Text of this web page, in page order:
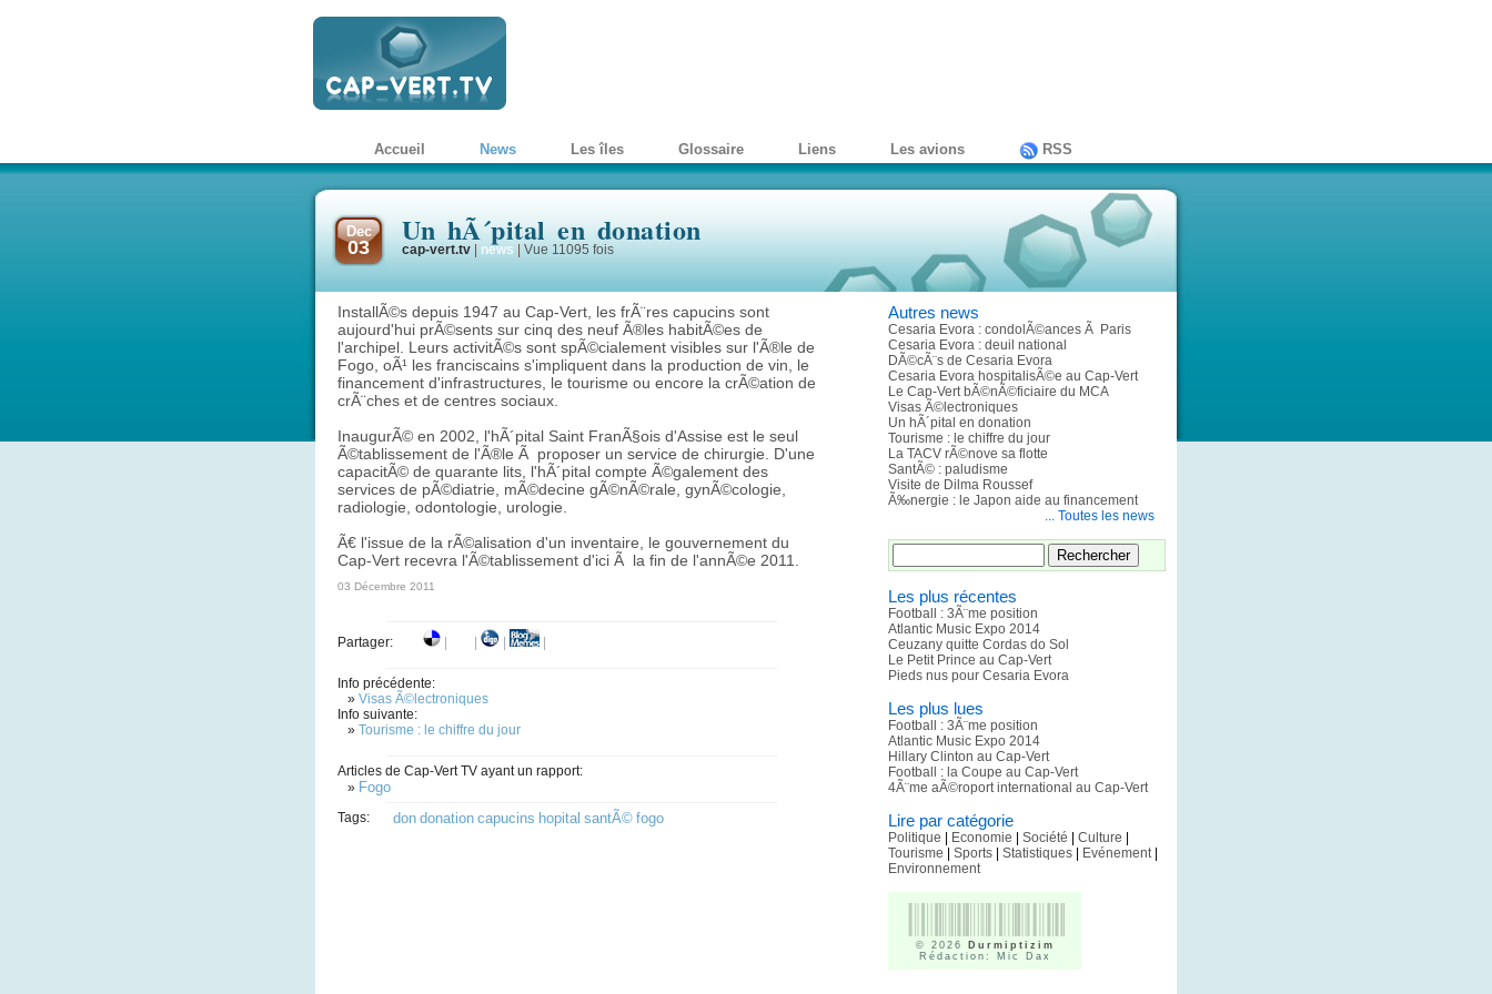
Accueil News Les îles Glossaire Liens Les avions RSS
Dec
03 Un hÃ´pital en donation
cap-vert.tv news Vue 11095 fois
Autres news
Cesaria Evora : condolÃ©ances Ã Paris
Cesaria Evora : deuil national
DÃ©cÃ¨s de Cesaria Evora
Cesaria Evora hospitalisÃ©e au Cap-Vert
Le Cap-Vert bÃ©nÃ©ficiaire du MCA
Visas Ã©lectroniques
Un hÃ´pital en donation
Tourisme : le chiffre du jour
La TACV rÃ©nove sa flotte
SantÃ© : paludisme
Visite de Dilma Roussef
Ã‰nergie : le Japon aide au financement
... Toutes les news
Les plus récentes
Football : 3Ã¨me position
Atlantic Music Expo 2014
Ceuzany quitte Cordas do Sol
Le Petit Prince au Cap-Vert
Pieds nus pour Cesaria Evora
Les plus lues
Football : 3Ã¨me position
Atlantic Music Expo 2014
Hillary Clinton au Cap-Vert
Football : la Coupe au Cap-Vert
4Ã¨me aÃ©roport international au Cap-Vert
Lire par catégorie
Politique Economie Société Culture
Tourisme
Sports Statistiques Evénement|
Environnement
© 2026
Durmiptizim
Rédaction: Mic Dax
InstallÃ©s depuis 1947 au Cap-Vert, les frÃ¨res capucins sont
aujourd'hui prÃ©sents sur cinq des neuf Ã®les habitÃ©es de
l'archipel. Leurs activitÃ©s sont spÃ©cialement visibles sur l'Ã®le de
Fogo, oÃ¹ les franciscains s'impliquent dans la production de vin, le
financement d'infrastructures, le tourisme ou encore la crÃ©ation de
crÃ¨ches et de centres sociaux.
InaugurÃ© en 2002, l'hÃ´pital Saint FranÃ§ois d'Assise est le seul
Ã©tablissement de l'Ã®le Ã proposer un service de chirurgie. D'une
capacitÃ© de quarante lits, l'hÃ´pital compte Ã©galement des
services de pÃ©diatrie, mÃ©decine gÃ©nÃ©rale, gynÃ©cologie,
radiologie, odontologie, urologie.
Ã€ l'issue de la rÃ©alisation d'un inventaire, le gouvernement du
Cap-Vert recevra l'Ã©tablissement d'ici Ã la fin de l'annÃ©e 2011.
03 Décembre 2011
Partager:
Info précédente:
» Visas Ã©lectroniques
Info suivante:
» Tourisme : le chiffre du jour
Articles de Cap-Vert TV ayant un rapport:
» Fogo
Tags: don donation capucins hopital santÃ© fogo